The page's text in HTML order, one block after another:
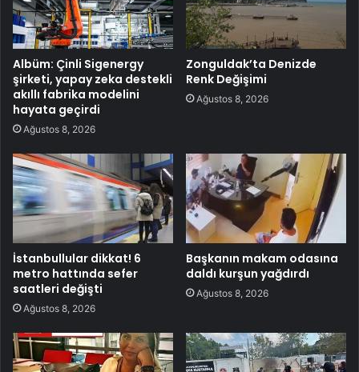
Albüm: Çinli Sigenergy
şirketi, yapay zeka destekli
akıllı fabrika modelini
hayata geçirdi
Ağustos 8, 2026
Zonguldak’ta Denizde
Renk Değişimi
Ağustos 8, 2026
İstanbullular dikkat! 6
metro hattında sefer
saatleri değişti
Ağustos 8, 2026
Başkanın makam odasına
daldı kurşun yağdırdı
Ağustos 8, 2026